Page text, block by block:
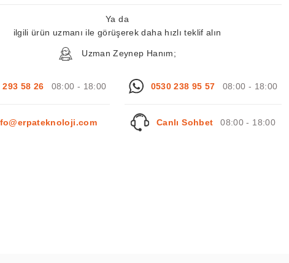
Ya da
ilgili ürün uzmanı ile görüşerek daha hızlı teklif alın
Uzman Zeynep Hanım;
293 58 26 08:00 - 18:00 0530 238 95 57 08:00 - 18:00
Canlı Sohbet 08:00 - 18:00